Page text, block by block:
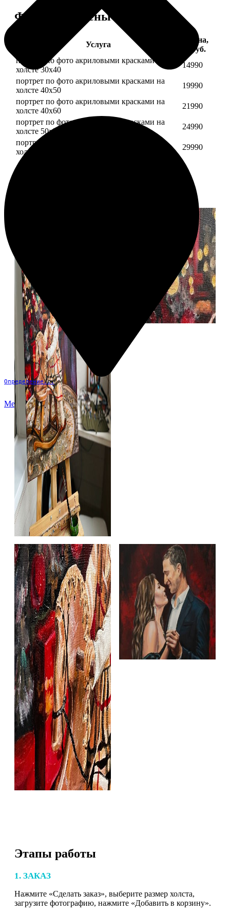
Определение...
Меню
Форматы и цены
Услуга
Цена,
руб.
портрет по фото акриловыми красками на
холсте 30х40
14990
портрет по фото акриловыми красками на
холсте 40х50
19990
портрет по фото акриловыми красками на
холсте 40х60
21990
портрет по фото акриловыми красками на
холсте 50х70
24990
портрет по фото акриловыми красками на
холсте 60х70
29990
Этапы работы
1. ЗАКАЗ
Нажмите «Сделать заказ», выберите размер холста,
загрузите фотографию, нажмите «Добавить в корзину».